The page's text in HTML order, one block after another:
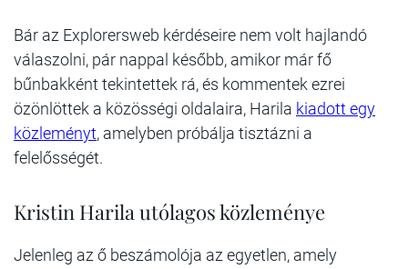
Bár az Explorersweb kérdéseire nem volt hajlandó
válaszolni, pár nappal később, amikor már fő
bűnbakként tekintettek rá, és kommentek ezrei
özönlöttek a közösségi oldalaira, Harila kiadott egy
közleményt, amelyben próbálja tisztázni a
felelősségét.
Kristin Harila utólagos közleménye
Jelenleg az ő beszámolója az egyetlen, amely